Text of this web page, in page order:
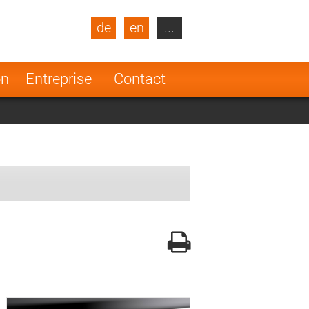
Entreprise Contact
de en
Turkey
Netherlands
...